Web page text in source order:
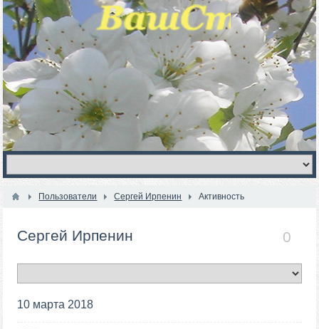
Пользователи Сергей Ирпенин Активность
0
Сергей Ирпенин
10 марта 2018